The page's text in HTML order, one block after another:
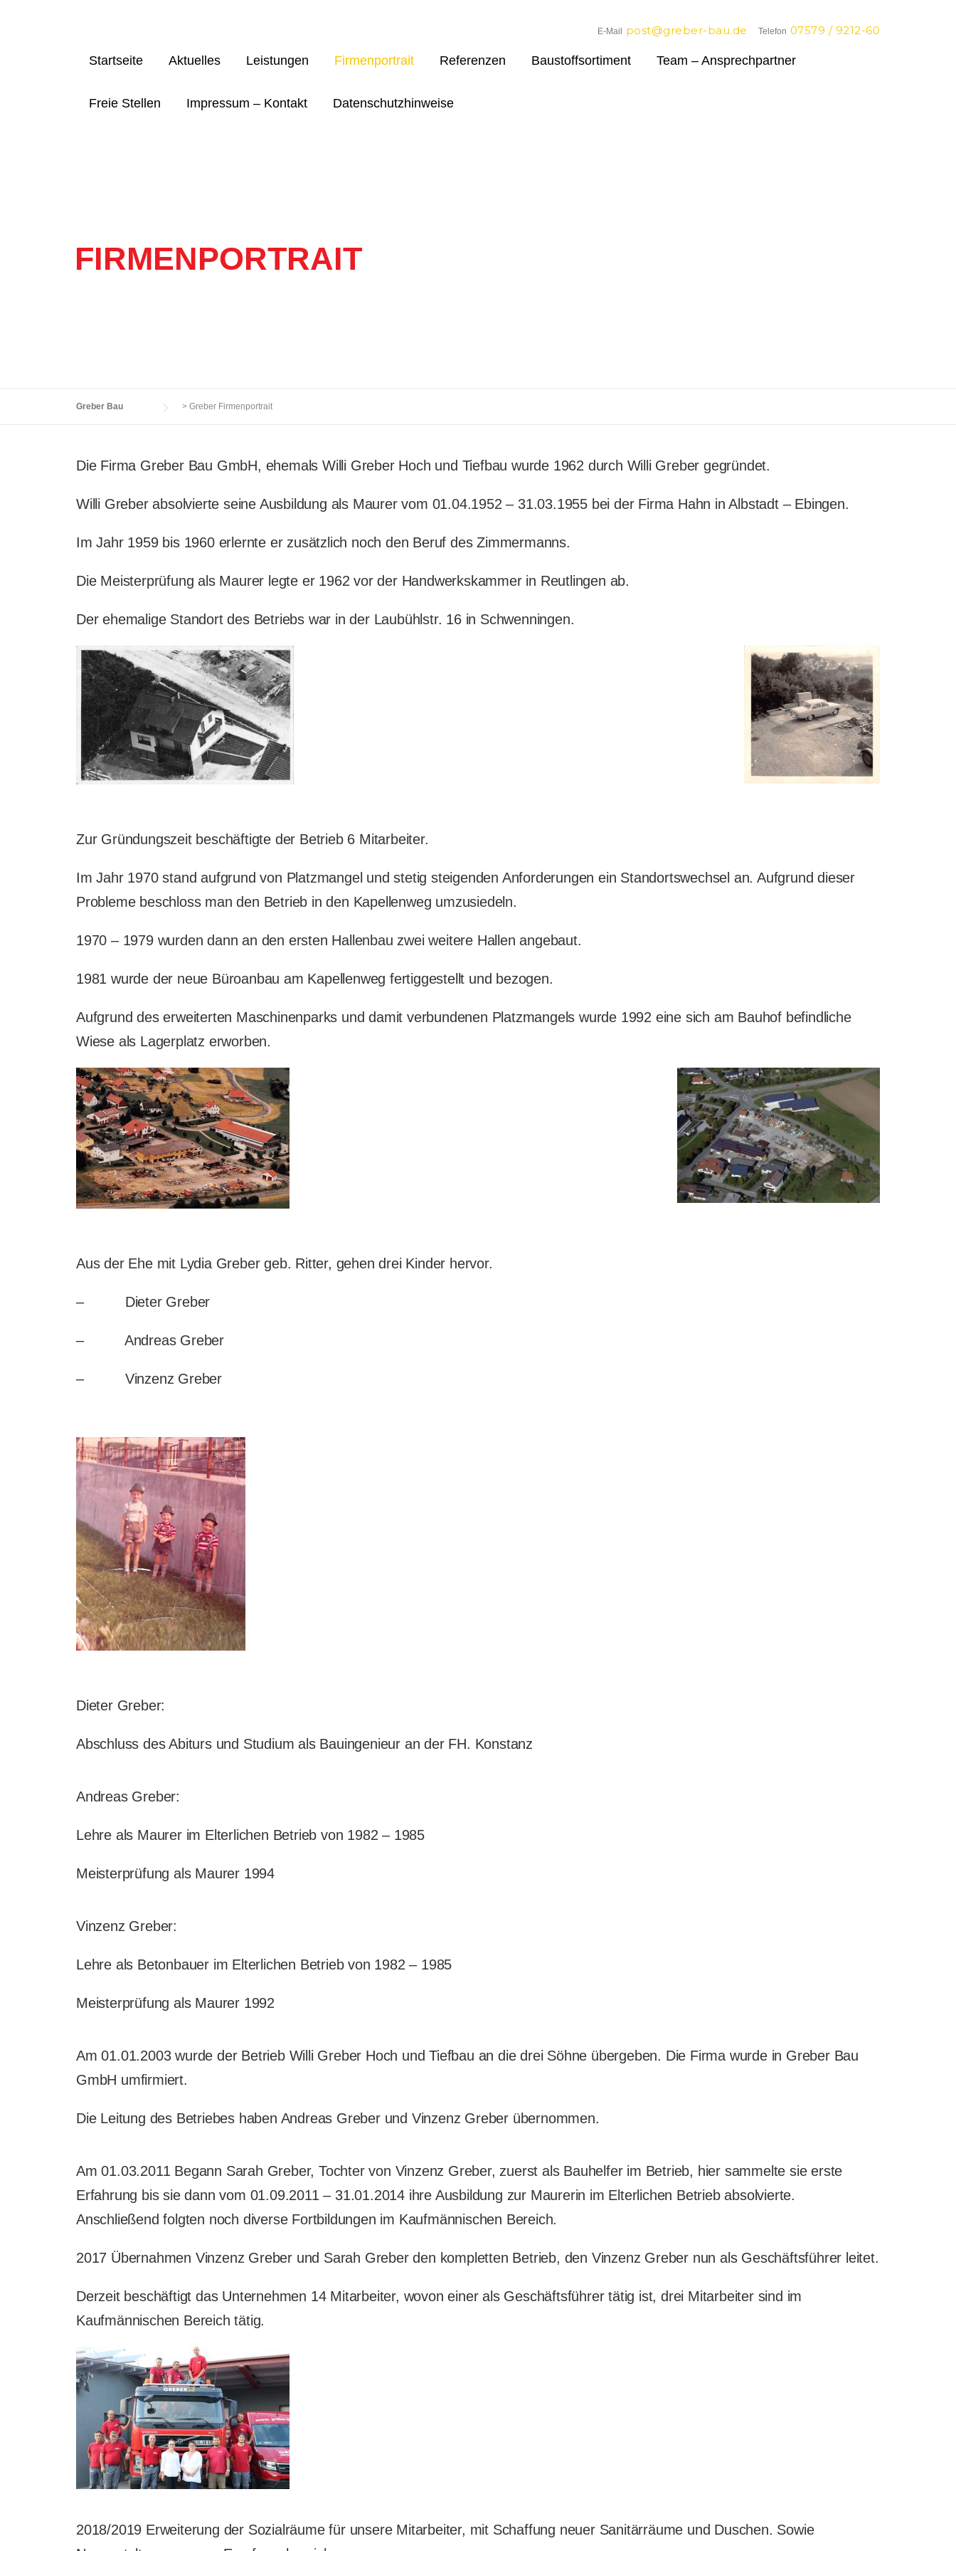
Telefon 07579 / 9212-60
E-Mail post@greber-bau.de
Startseite Aktuelles Leistungen Firmenportrait Referenzen Baustoffsortiment Team – Ansprechpartner
Freie Stellen Impressum – Kontakt Datenschutzhinweise
FIRMENPORTRAIT
Greber Bau > Greber Firmenportrait
Die Firma Greber Bau GmbH, ehemals Willi Greber Hoch und Tiefbau wurde 1962 durch Willi Greber gegründet.
Willi Greber absolvierte seine Ausbildung als Maurer vom 01.04.1952 – 31.03.1955 bei der Firma Hahn in Albstadt – Ebingen.
Im Jahr 1959 bis 1960 erlernte er zusätzlich noch den Beruf des Zimmermanns.
Die Meisterprüfung als Maurer legte er 1962 vor der Handwerkskammer in Reutlingen ab.
Der ehemalige Standort des Betriebs war in der Laubühlstr. 16 in Schwenningen.
Zur Gründungszeit beschäftigte der Betrieb 6 Mitarbeiter.
Im Jahr 1970 stand aufgrund von Platzmangel und stetig steigenden Anforderungen ein Standortswechsel an. Aufgrund dieser
Probleme beschloss man den Betrieb in den Kapellenweg umzusiedeln.
1970 – 1979 wurden dann an den ersten Hallenbau zwei weitere Hallen angebaut.
1981 wurde der neue Büroanbau am Kapellenweg fertiggestellt und bezogen.
Aufgrund des erweiterten Maschinenparks und damit verbundenen Platzmangels wurde 1992 eine sich am Bauhof befindliche
Wiese als Lagerplatz erworben.
Aus der Ehe mit Lydia Greber geb. Ritter, gehen drei Kinder hervor.
– Dieter Greber
– Andreas Greber
– Vinzenz Greber
Dieter Greber:
Abschluss des Abiturs und Studium als Bauingenieur an der FH. Konstanz
Andreas Greber:
Lehre als Maurer im Elterlichen Betrieb von 1982 – 1985
Meisterprüfung als Maurer 1994
Vinzenz Greber:
Lehre als Betonbauer im Elterlichen Betrieb von 1982 – 1985
Meisterprüfung als Maurer 1992
Am 01.01.2003 wurde der Betrieb Willi Greber Hoch und Tiefbau an die drei Söhne übergeben. Die Firma wurde in Greber Bau
GmbH umfirmiert.
Die Leitung des Betriebes haben Andreas Greber und Vinzenz Greber übernommen.
Am 01.03.2011 Begann Sarah Greber, Tochter von Vinzenz Greber, zuerst als Bauhelfer im Betrieb, hier sammelte sie erste
Erfahrung bis sie dann vom 01.09.2011 – 31.01.2014 ihre Ausbildung zur Maurerin im Elterlichen Betrieb absolvierte.
Anschließend folgten noch diverse Fortbildungen im Kaufmännischen Bereich.
2017 Übernahmen Vinzenz Greber und Sarah Greber den kompletten Betrieb, den Vinzenz Greber nun als Geschäftsführer leitet.
Derzeit beschäftigt das Unternehmen 14 Mitarbeiter, wovon einer als Geschäftsführer tätig ist, drei Mitarbeiter sind im
Kaufmännischen Bereich tätig.
2018/2019 Erweiterung der Sozialräume für unsere Mitarbeiter, mit Schaffung neuer Sanitärräume und Duschen. Sowie